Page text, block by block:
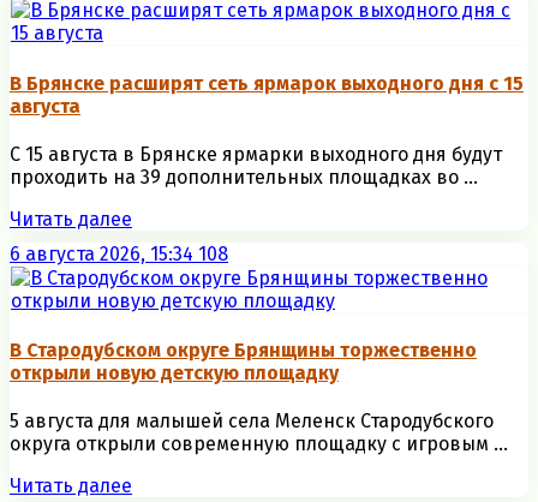
В Брянске расширят сеть ярмарок выходного дня с 15
августа
С 15 августа в Брянске ярмарки выходного дня будут
проходить на 39 дополнительных площадках во ...
Читать далее
6 августа 2026, 15:34 108
В Стародубском округе Брянщины торжественно
открыли новую детскую площадку
5 августа для малышей села Меленск Стародубского
округа открыли современную площадку с игровым ...
Читать далее